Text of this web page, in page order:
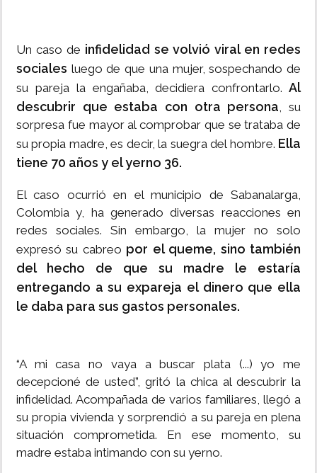
Un caso de infidelidad se volvió viral en redes
sociales luego de que una mujer, sospechando de
su pareja la engañaba, decidiera confrontarlo. Al
descubrir que estaba con otra persona, su
sorpresa fue mayor al comprobar que se trataba de
su propia madre, es decir, la suegra del hombre. Ella
tiene 70 años y el yerno 36.
El caso ocurrió en el municipio de Sabanalarga,
Colombia y, ha generado diversas reacciones en
redes sociales. Sin embargo, la mujer no solo
expresó su cabreo por el queme, sino también
del hecho de que su madre le estaría
entregando a su expareja el dinero que ella
le daba para sus gastos personales.
“A mi casa no vaya a buscar plata (...) yo me
decepcioné de usted”, gritó la chica al descubrir la
infidelidad. Acompañada de varios familiares, llegó a
su propia vivienda y sorprendió a su pareja en plena
situación comprometida. En ese momento, su
madre estaba intimando con su yerno.